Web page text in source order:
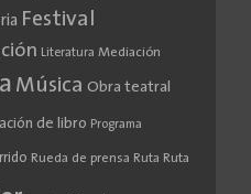
Festival
Literatura Mediación
Música Obra teatral
de libro Programa
Rueda de prensa Ruta Ruta